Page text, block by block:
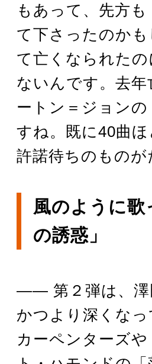
もあって、先方
て下さったのか
て亡くなられた
ないんです。去
ートン＝ジョン
すね。既に40曲
許諾待ちのもの
風のように
の誘惑」
―― 第２弾は、澤
かつより深くな
カーペンターズ